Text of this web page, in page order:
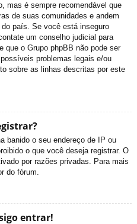
mas é sempre recomendável que
de suas comunidades e andem
país. Se você está inseguro
um conselho judicial para
que o Grupo phpBB não pode ser
problemas legais e/ou
sobre as linhas descritas por este
banido o seu endereço de IP ou
o que você deseja registrar. O
por razões privadas. Para mais
do fórum.
entrar!